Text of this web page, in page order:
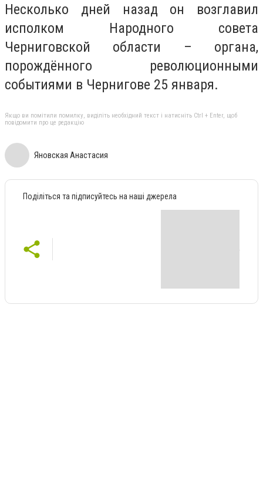
Несколько дней назад он возглавил
исполком Народного совета
Черниговской области – органа,
порождённого революционными
событиями в Чернигове 25 января.
Якщо ви помітили помилку, виділіть необхідний текст і натисніть Ctrl + Enter, щоб
повідомити про це редакцію
Яновская Анастасия
Поділіться та підписуйтесь на наші джерела